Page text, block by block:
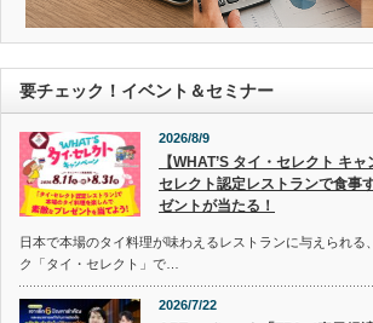
要チェック！イベント＆セミナー
2026/8/9
【WHAT’S タイ・セレクト キ
セレクト認定レストランで食事
ゼントが当たる！
日本で本場のタイ料理が味わえるレストランに与えられる
ク「タイ・セレクト」で…
2026/7/22